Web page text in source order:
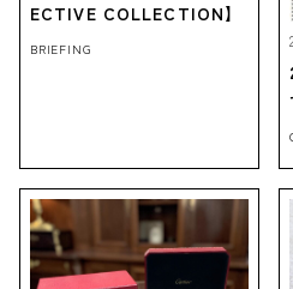
ECTIVE COLLECTION】
BRIEFING